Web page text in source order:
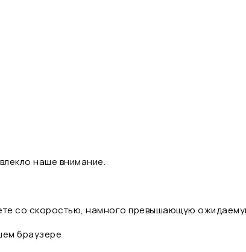
наше внимание.
со скоростью, намного превышающую
браузере